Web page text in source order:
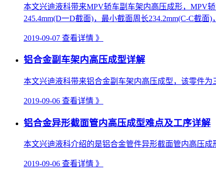
本文兴迪液科带来MPV轿车副车架内高压成形，MPV
245.4mm(D一D截面)，最小截面周长234.2mm(C-C截
2019-09-07 查看详情 》
铝合金副车架内高压成型详解
本文兴迪液科带来铝合金副车架内高压成型，该零件
2019-09-06 查看详情 》
铝合金异形截面管内高压成型难点及工序详解
本文兴迪液科介绍的是铝合金管件异形截面管内高压
2019-09-06 查看详情 》